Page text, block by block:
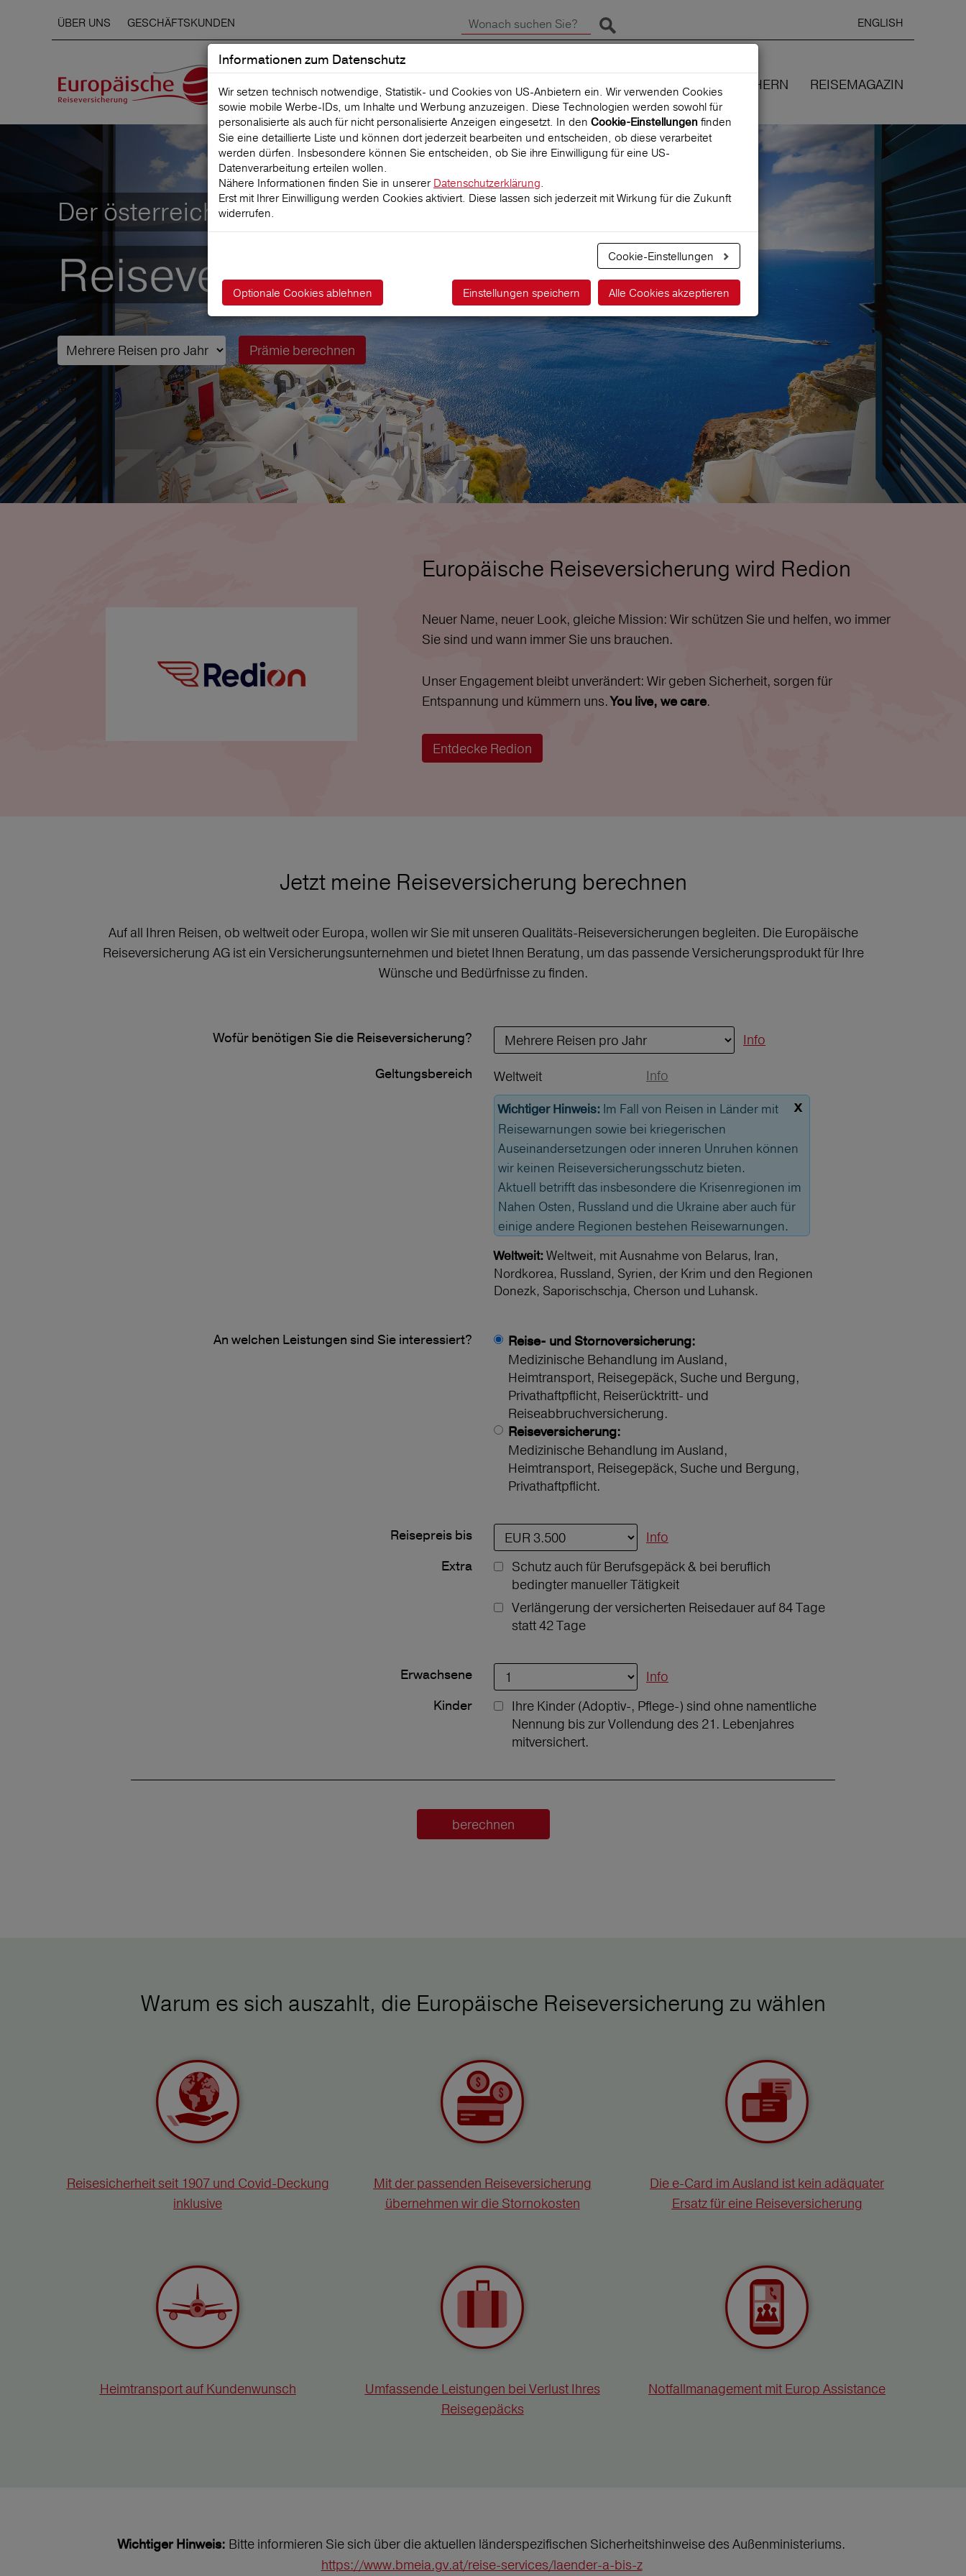
ÜBER UNS GESCHÄFTSKUNDEN
Suche starten
Ausgewählte
Sprache:
DEUTSCH
ENGLISH
SCHADEN MELDEN REISEVERSICHERUNGEN WIR VERSICHERN REISEMAGAZIN
Der österreichische Marktführer für
Reiseversicherungen
Prämie berechnen
Europäische Reiseversicherung wird Redion
Neuer Name, neuer Look, gleiche Mission: Wir schützen Sie und helfen, wo immer
Sie sind und wann immer Sie uns brauchen.
Unser Engagement bleibt unverändert: Wir geben Sicherheit, sorgen für
Entspannung und kümmern uns.You live, we care.
Entdecke Redion
Jetzt meine Reiseversicherung berechnen
Auf all Ihren Reisen, ob weltweit oder Europa, wollen wir Sie mit unseren Qualitäts-Reiseversicherungen begleiten. Die Europäische
Reiseversicherung AG ist ein Versicherungsunternehmen und bietet Ihnen Beratung, um das passende Versicherungsprodukt für Ihre
Wünsche und Bedürfnisse zu finden.
Wofür benötigen Sie die Reiseversicherung? Info
Geltungs­bereich Weltweit Info
x
Wichtiger Hinweis: Im Fall von Reisen in Länder mit
Reisewarnungen sowie bei kriegerischen
Auseinandersetzungen oder inneren Unruhen können
wir keinen Reiseversicherungsschutz bieten.
Aktuell betrifft das insbesondere die Krisenregionen im
Nahen Osten, Russland und die Ukraine aber auch für
einige andere Regionen bestehen Reisewarnungen.
Weltweit: Weltweit, mit Ausnahme von Belarus, Iran,
Nordkorea, Russland, Syrien, der Krim und den Regionen
Donezk, Saporischschja, Cherson und Luhansk.
An welchen Leistungen sind Sie interessiert?
Reise- und Stornoversicherung:
Medizinische Behandlung im Ausland,
Heimtransport, Reisegepäck, Suche und Bergung,
Privathaftpflicht, Reiserücktritt- und
Reiseabbruchversicherung.
Reiseversicherung:
Medizinische Behandlung im Ausland,
Heimtransport, Reisegepäck, Suche und Bergung,
Privathaftpflicht.
Reisepreis bis
Info
Extra
Schutz auch für Berufsgepäck & bei beruflich
bedingter manueller Tätigkeit
Verlängerung der versicherten Reisedauer auf 84 Tage
statt 42 Tage
Erwachsene
Info
Kinder
Ihre Kinder (Adoptiv-, Pflege-) sind ohne namentliche
Nennung bis zur Vollendung des 21. Lebenjahres
mitversichert.
berechnen
Warum es sich auszahlt, die Europäische Reiseversicherung zu wählen
Reisesicherheit seit 1907 und Covid-Deckung
inklusive
Mit der passenden Reiseversicherung
übernehmen wir die Stornokosten
Die e-Card im Ausland ist kein adäquater
Ersatz für eine Reiseversicherung
Heimtransport auf Kundenwunsch
Umfassende Leistungen bei Verlust Ihres
Reisegepäcks
Notfallmanagement mit Europ Assistance
Wichtiger Hinweis: Bitte informieren Sie sich über die aktuellen länderspezifischen Sicherheitshinweise des Außenministeriums.
https://www.bmeia.gv.at/reise-services/laender-a-bis-z
Informationen zum Datenschutz
Wir setzen technisch notwendige, Statistik- und Cookies von US-Anbietern ein. Wir verwenden Cookies
sowie mobile Werbe‑IDs, um Inhalte und Werbung anzuzeigen. Diese Technologien werden sowohl für
personalisierte als auch für nicht personalisierte Anzeigen eingesetzt. In den Cookie-Einstellungen finden
Sie eine detaillierte Liste und können dort jederzeit bearbeiten und entscheiden, ob diese verarbeitet
werden dürfen. Insbesondere können Sie entscheiden, ob Sie ihre Einwilligung für eine US-
Datenverarbeitung erteilen wollen.
Nähere Informationen finden Sie in unserer Datenschutzerklärung.
Erst mit Ihrer Einwilligung werden Cookies aktiviert. Diese lassen sich jederzeit mit Wirkung für die Zukunft
widerrufen.
Cookie-Einstellungen
Alle Cookies akzeptieren
Optionale Cookies ablehnen Einstellungen speichern